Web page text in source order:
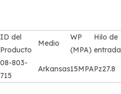
ID del
Producto
Medio
WP
(MPA)
Hilo de
entrada
08-803-
715
Arkansas15MPAPz27.8